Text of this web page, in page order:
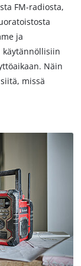
FM-radiosta,
ja
käytännöllisiin
Näin
missä